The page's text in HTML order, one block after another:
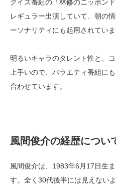
クイズ番組の「林修のニッポン
レギュラー出演していて、朝の
ーソナリティにも起用されていま
明るいキャラのタレント性と、
上手いので、バラエティ番組に
合わせています。
風間俊介の経歴につい
風間俊介は、1983年6月17日生
す。全く30代後半には見えない